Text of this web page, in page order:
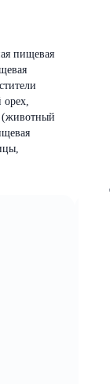
пищевая
орех,
(животный